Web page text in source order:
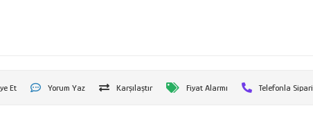
Et Yorum Yaz Karşılaştır Fiyat Alarmı Telefonla